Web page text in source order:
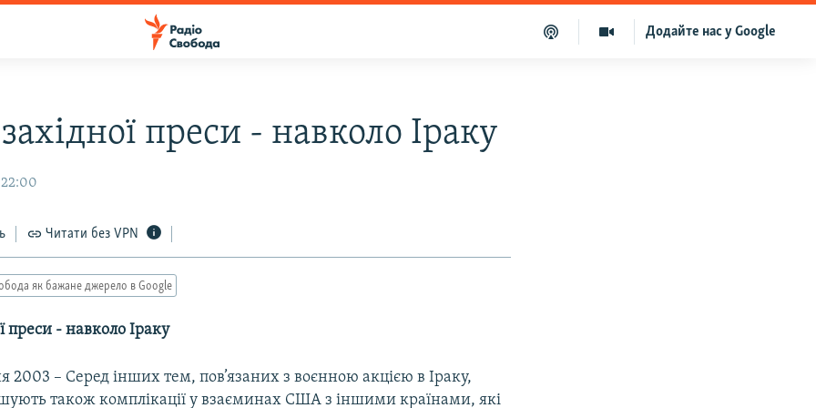
Додайте нас у Google
преси - навколо Іраку
Читати без VPN
як бажане джерело в Google
преси - навколо Іраку
2003 – Серед інших тем, пов’язаних з воєнною акцією в Іраку,
також комплікації у взаєминах США з іншими країнами, які